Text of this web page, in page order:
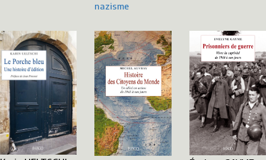
nazisme